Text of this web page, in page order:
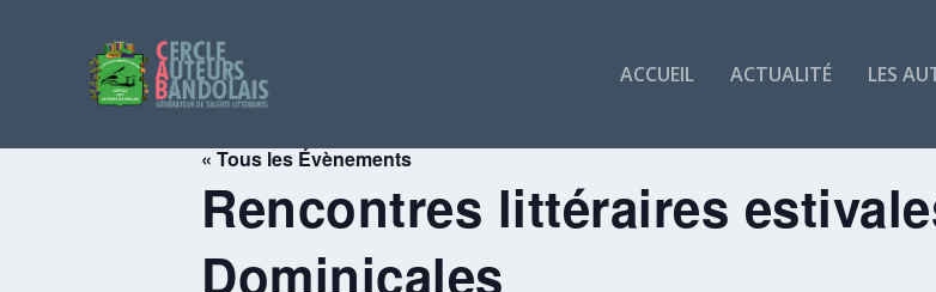
ACCUEIL ACTUALITÉ LES
« Tous les Évènements
Rencontres littéraires
Dominicales